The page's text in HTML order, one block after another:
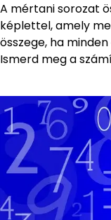
A mértani sorozat
képlettel, amely
összege, ha
Ismerd meg a